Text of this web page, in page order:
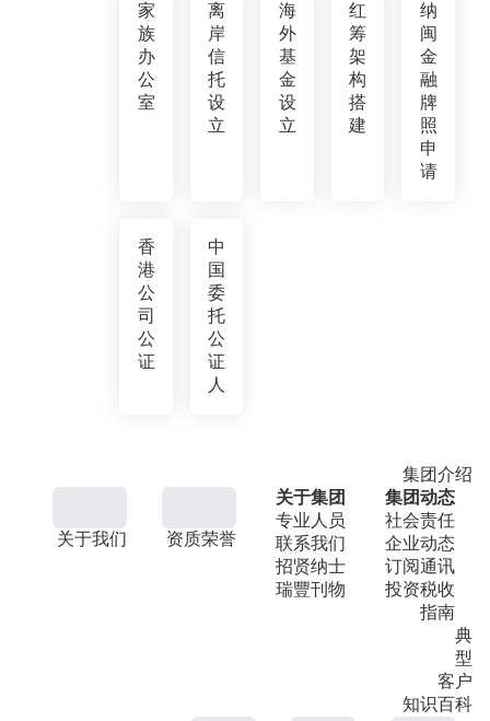
家
族
办
公
室
离
岸
信
托
设
立
海
外
基
金
设
立
红
筹
架
构
搭
建
纳
闽
金
融
牌
照
申
请
香
港
公
司
公
证
中
国
委
托
公
证
人
集团介绍
关于我们 资质荣誉
关于集团
专业人员
联系我们
招贤纳士
瑞豐刊物
集团动态
社会责任
企业动态
订阅通讯
投资税收
指南
典
型
客户
知识百科